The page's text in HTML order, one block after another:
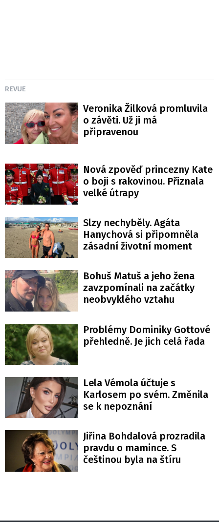
REVUE
Veronika Žilková promluvila
o závěti. Už ji má
připravenou
Nová zpověď princezny Kate
o boji s rakovinou. Přiznala
velké útrapy
Slzy nechyběly. Agáta
Hanychová si připomněla
zásadní životní moment
Bohuš Matuš a jeho žena
zavzpomínali na začátky
neobvyklého vztahu
Problémy Dominiky Gottové
přehledně. Je jich celá řada
Lela Vémola účtuje s
Karlosem po svém. Změnila
se k nepoznání
Jiřina Bohdalová prozradila
pravdu o mamince. S
češtinou byla na štíru